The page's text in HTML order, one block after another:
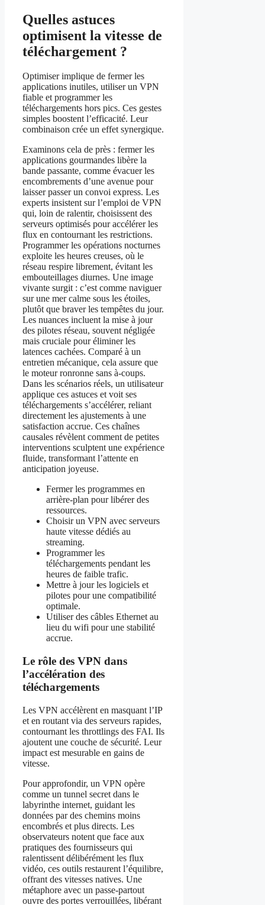
Quelles astuces
optimisent la vitesse de
téléchargement ?
Optimiser implique de fermer les
applications inutiles, utiliser un VPN
fiable et programmer les
téléchargements hors pics. Ces gestes
simples boostent l’efficacité. Leur
combinaison crée un effet synergique.
Examinons cela de près : fermer les
applications gourmandes libère la
bande passante, comme évacuer les
encombrements d’une avenue pour
laisser passer un convoi express. Les
experts insistent sur l’emploi de VPN
qui, loin de ralentir, choisissent des
serveurs optimisés pour accélérer les
flux en contournant les restrictions.
Programmer les opérations nocturnes
exploite les heures creuses, où le
réseau respire librement, évitant les
embouteillages diurnes. Une image
vivante surgit : c’est comme naviguer
sur une mer calme sous les étoiles,
plutôt que braver les tempêtes du jour.
Les nuances incluent la mise à jour
des pilotes réseau, souvent négligée
mais cruciale pour éliminer les
latences cachées. Comparé à un
entretien mécanique, cela assure que
le moteur ronronne sans à-coups.
Dans les scénarios réels, un utilisateur
applique ces astuces et voit ses
téléchargements s’accélérer, reliant
directement les ajustements à une
satisfaction accrue. Ces chaînes
causales révèlent comment de petites
interventions sculptent une expérience
fluide, transformant l’attente en
anticipation joyeuse.
Fermer les programmes en
arrière-plan pour libérer des
ressources.
Choisir un VPN avec serveurs
haute vitesse dédiés au
streaming.
Programmer les
téléchargements pendant les
heures de faible trafic.
Mettre à jour les logiciels et
pilotes pour une compatibilité
optimale.
Utiliser des câbles Ethernet au
lieu du wifi pour une stabilité
accrue.
Le rôle des VPN dans
l’accélération des
téléchargements
Les VPN accélèrent en masquant l’IP
et en routant via des serveurs rapides,
contournant les throttlings des FAI. Ils
ajoutent une couche de sécurité. Leur
impact est mesurable en gains de
vitesse.
Pour approfondir, un VPN opère
comme un tunnel secret dans le
labyrinthe internet, guidant les
données par des chemins moins
encombrés et plus directs. Les
observateurs notent que face aux
pratiques des fournisseurs qui
ralentissent délibérément les flux
vidéo, ces outils restaurent l’équilibre,
offrant des vitesses natives. Une
métaphore avec un passe-partout
ouvre des portes verrouillées, libérant